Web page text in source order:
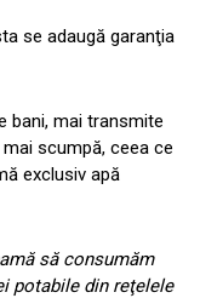
se adaugă garanţia
bani, mai transmite
scumpă, ceea ce
exclusiv apă
să consumăm
potabile din reţelele